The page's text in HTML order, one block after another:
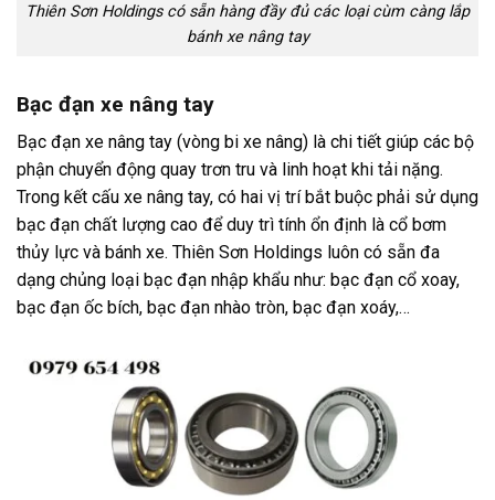
Thiên Sơn Holdings có sẵn hàng đầy đủ các loại cùm càng lắp
bánh xe nâng tay
Bạc đạn xe nâng tay
Bạc đạn xe nâng tay (vòng bi xe nâng) là chi tiết giúp các bộ
phận chuyển động quay trơn tru và linh hoạt khi tải nặng.
Trong kết cấu xe nâng tay, có hai vị trí bắt buộc phải sử dụng
bạc đạn chất lượng cao để duy trì tính ổn định là cổ bơm
thủy lực và bánh xe. Thiên Sơn Holdings luôn có sẵn đa
dạng chủng loại bạc đạn nhập khẩu như: bạc đạn cổ xoay,
bạc đạn ốc bích, bạc đạn nhào tròn, bạc đạn xoáy,…